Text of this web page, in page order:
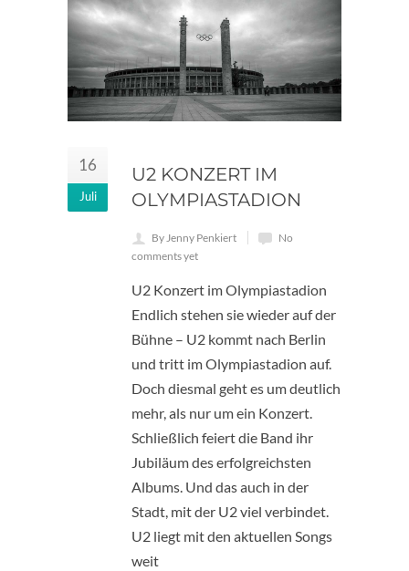
16
Juli
U2 KONZERT IM
OLYMPIASTADION
By Jenny Penkiert
No
comments yet
U2 Konzert im Olympiastadion
Endlich stehen sie wieder auf der
Bühne – U2 kommt nach Berlin
und tritt im Olympiastadion auf.
Doch diesmal geht es um deutlich
mehr, als nur um ein Konzert.
Schließlich feiert die Band ihr
Jubiläum des erfolgreichsten
Albums. Und das auch in der
Stadt, mit der U2 viel verbindet.
U2 liegt mit den aktuellen Songs
weit